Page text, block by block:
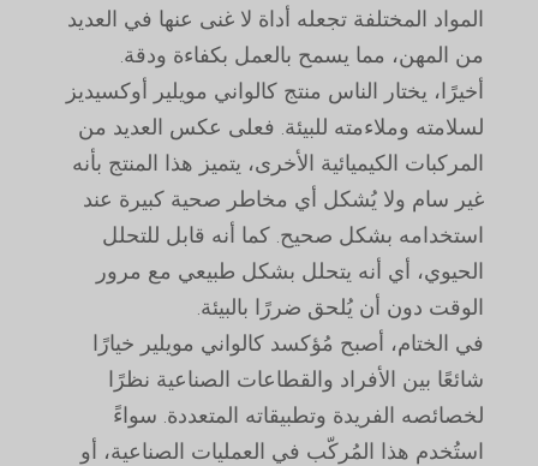
المواد المختلفة تجعله أداة لا غنى عنها في العديد
من المهن، مما يسمح بالعمل بكفاءة ودقة.
أخيرًا، يختار الناس منتج كالواني مويلير أوكسيديز
لسلامته وملاءمته للبيئة. فعلى عكس العديد من
المركبات الكيميائية الأخرى، يتميز هذا المنتج بأنه
غير سام ولا يُشكل أي مخاطر صحية كبيرة عند
استخدامه بشكل صحيح. كما أنه قابل للتحلل
الحيوي، أي أنه يتحلل بشكل طبيعي مع مرور
الوقت دون أن يُلحق ضررًا بالبيئة.
في الختام، أصبح مُؤكسد كالواني مويلير خيارًا
شائعًا بين الأفراد والقطاعات الصناعية نظرًا
لخصائصه الفريدة وتطبيقاته المتعددة. سواءً
استُخدم هذا المُركّب في العمليات الصناعية، أو